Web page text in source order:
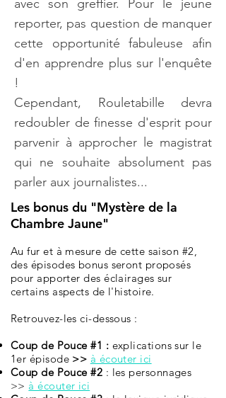
avec son greffier. Pour le jeune
reporter, pas question de manquer
cette opportunité fabuleuse afin
d'en apprendre plus sur l'enquête
!
Cependant, Rouletabille devra
redoubler de finesse d'esprit pour
parvenir à approcher le magistrat
qui ne souhaite absolument pas
parler aux journalistes...
Les bonus du "Mystère de la
Chambre Jaune"
Au fur et à mesure de cette saison #2,
des épisodes bonus seront proposés
pour apporter des éclairages sur
certains aspects de l'histoire.
Retrouvez-les ci-dessous :
Coup de Pouce #1 : explications sur le
1er épisode>> à écouter ici
Coup de Pouce #2 : les personnages
>> à écouter ici